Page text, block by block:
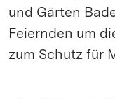
und Gärten
Feiernden um
zum Schutz für